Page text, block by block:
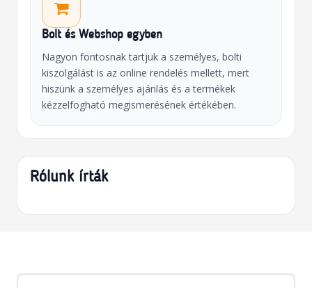
Bolt és Webshop egyben
Nagyon fontosnak tartjuk a személyes, bolti
kiszolgálást is az online rendelés mellett, mert
hiszünk a személyes ajánlás és a termékek
kézzelfogható megismerésének értékében.
Rólunk írták